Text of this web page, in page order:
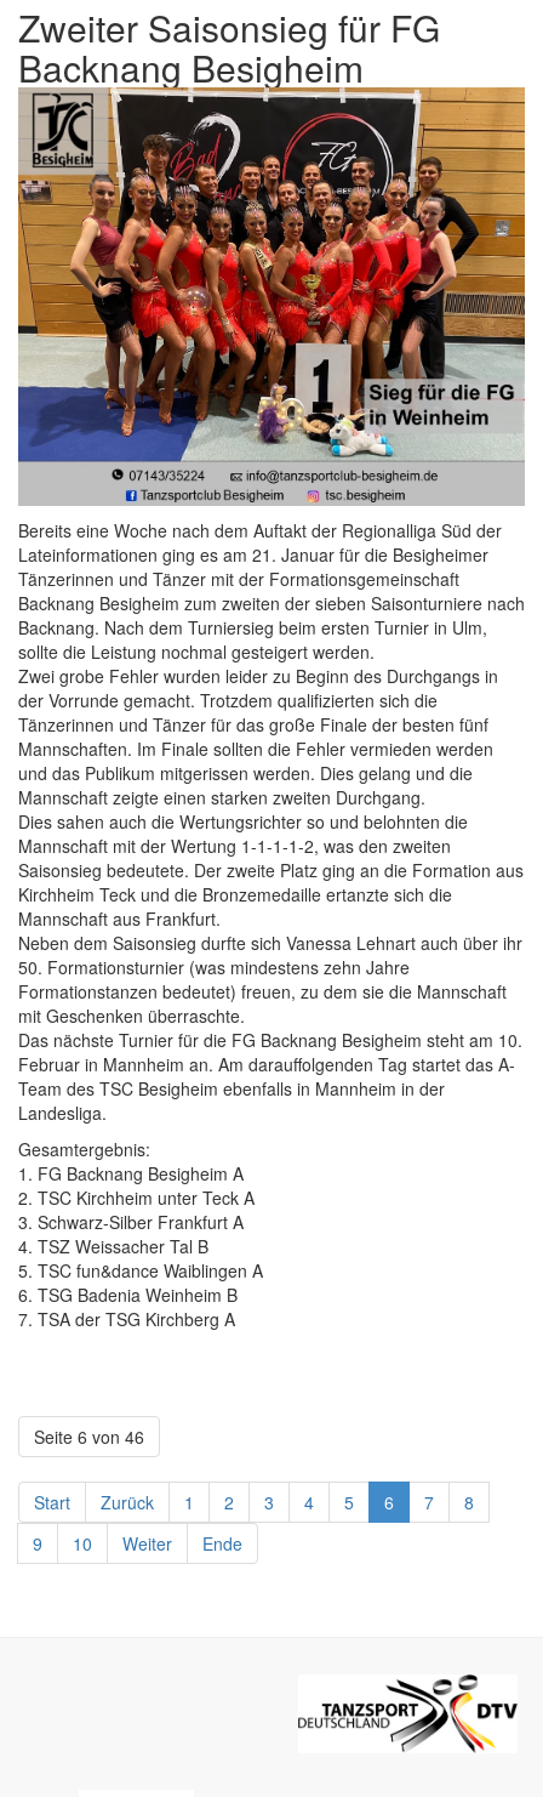
Zweiter Saisonsieg für FG
Backnang Besigheim
Bereits eine Woche nach dem Auftakt der Regionalliga Süd der
Lateinformationen ging es am 21. Januar für die Besigheimer
Tänzerinnen und Tänzer mit der Formationsgemeinschaft
Backnang Besigheim zum zweiten der sieben Saisonturniere nach
Backnang. Nach dem Turniersieg beim ersten Turnier in Ulm,
sollte die Leistung nochmal gesteigert werden.
Zwei grobe Fehler wurden leider zu Beginn des Durchgangs in
der Vorrunde gemacht. Trotzdem qualifizierten sich die
Tänzerinnen und Tänzer für das große Finale der besten fünf
Mannschaften. Im Finale sollten die Fehler vermieden werden
und das Publikum mitgerissen werden. Dies gelang und die
Mannschaft zeigte einen starken zweiten Durchgang.
Dies sahen auch die Wertungsrichter so und belohnten die
Mannschaft mit der Wertung 1-1-1-1-2, was den zweiten
Saisonsieg bedeutete. Der zweite Platz ging an die Formation aus
Kirchheim Teck und die Bronzemedaille ertanzte sich die
Mannschaft aus Frankfurt.
Neben dem Saisonsieg durfte sich Vanessa Lehnart auch über ihr
50. Formationsturnier (was mindestens zehn Jahre
Formationstanzen bedeutet) freuen, zu dem sie die Mannschaft
mit Geschenken überraschte.
Das nächste Turnier für die FG Backnang Besigheim steht am 10.
Februar in Mannheim an. Am darauffolgenden Tag startet das A-
Team des TSC Besigheim ebenfalls in Mannheim in der
Landesliga.
Gesamtergebnis:
1. FG Backnang Besigheim A
2. TSC Kirchheim unter Teck A
3. Schwarz-Silber Frankfurt A
4. TSZ Weissacher Tal B
5. TSC fun&dance Waiblingen A
6. TSG Badenia Weinheim B
7. TSA der TSG Kirchberg A
Seite 6 von 46
Start Zurück 1 2 3 4 5 6 7
8
9
10 Weiter Ende